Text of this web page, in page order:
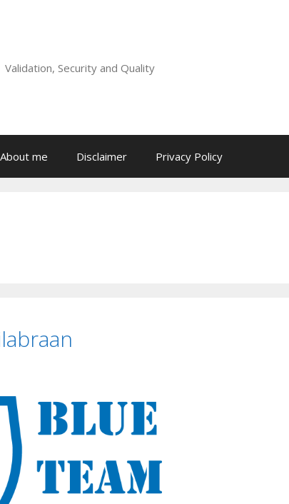
Validation, Security and Quality
About me Disclaimer Privacy Policy